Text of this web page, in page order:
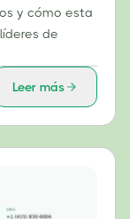
y cómo esta
de
Leer más